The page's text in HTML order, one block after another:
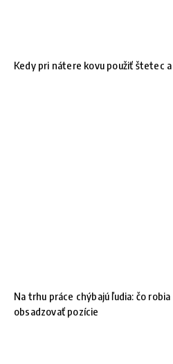
Kedy pri nátere kovu použiť štetec
Na trhu práce chýbajú ľudia: čo
obsadzovať pozície